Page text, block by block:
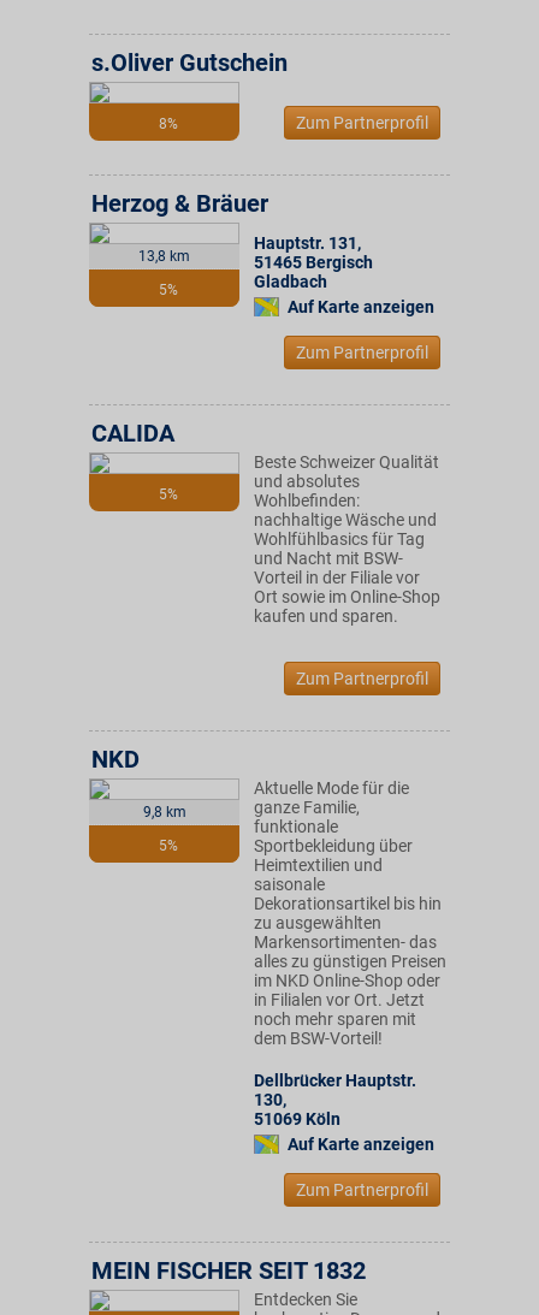
8%
s.Oliver Gutschein
Zum Partnerprofil
13,8 km
5%
Herzog & Bräuer
Hauptstr. 131,
51465 Bergisch
Gladbach
Auf Karte anzeigen
Zum Partnerprofil
5%
CALIDA
Beste Schweizer Qualität
und absolutes
Wohlbefinden:
nachhaltige Wäsche und
Wohlfühlbasics für Tag
und Nacht mit BSW-
Vorteil in der Filiale vor
Ort sowie im Online-Shop
kaufen und sparen.
Zum Partnerprofil
9,8 km
5%
NKD
Aktuelle Mode für die
ganze Familie,
funktionale
Sportbekleidung über
Heimtextilien und
saisonale
Dekorationsartikel bis hin
zu ausgewählten
Markensortimenten- das
alles zu günstigen Preisen
im NKD Online-Shop oder
in Filialen vor Ort. Jetzt
noch mehr sparen mit
dem BSW-Vorteil!
Dellbrücker Hauptstr.
130,
51069 Köln
Auf Karte anzeigen
Zum Partnerprofil
MEIN FISCHER SEIT 1832
Entdecken Sie